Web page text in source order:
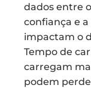
dados entre
confiança e
impactam o
Tempo de
carregam
podem